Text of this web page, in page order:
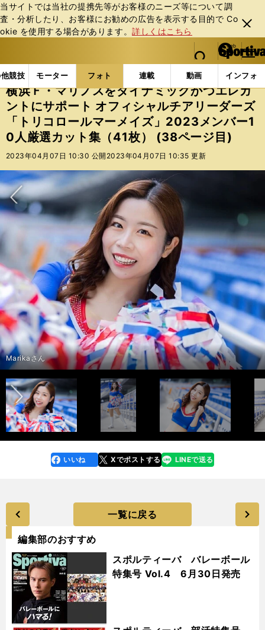
当サイトでは当社の提携先等がお客様のニーズ等について調
査・分析したり、お客様にお勧めの広告を表⽰する⽬的で Co
okie を使⽤する場合があります。詳しくはこちら
閉じ
る
web Sportiva (webスポルティーバ)
検索
マイペ
ー
ジ
メニュ
競技 モーター フォト 連載 動画 インフォ
b
ス
ポ
ル
テ
ィ
ー
バ
フォトギャラリー スポーツビーナスギャラリー 横
横浜Ｆ・マリノスをダイナミックかつエレガ
ントにサポート オフィシャルチアリーダーズ
「トリコロールマーメイズ」2023メンバー1
0人厳選カット集（41枚） (38ページ目)
2023年04月07日 10:30 公開 2023年04月07日 10:35 更新
次へ
インタビュー記事＞＞
photo by Tatematsu Naozumi
Marikaさん
前へ
faceboo
k
いいね Xでポストする
line LINEで送る
一覧に戻る
編集部のおすすめ
スポルティーバ バレーボール
特集号 Vol.4 6月30日発売